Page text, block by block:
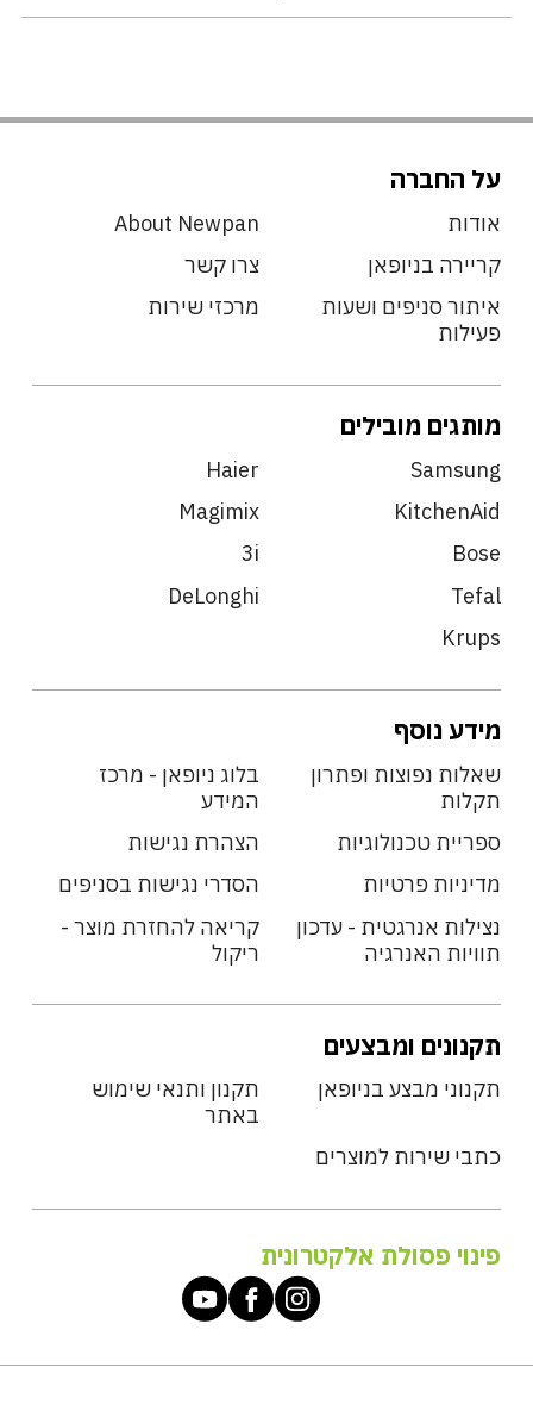
על החברה
אודות
About Newpan
קריירה בניופאן
צרו קשר
איתור סניפים ושעות
פעילות
מרכזי שירות
מותגים מובילים
Samsung
Haier
KitchenAid
Magimix
Bose
3i
Tefal
DeLonghi
Krups
מידע נוסף
שאלות נפוצות ופתרון
תקלות
בלוג ניופאן - מרכז
המידע
ספריית טכנולוגיות
הצהרת נגישות
מדיניות פרטיות
הסדרי נגישות בסניפים
נצילות אנרגטית - עדכון
תוויות האנרגיה
קריאה להחזרת מוצר -
ריקול
תקנונים ומבצעים
תקנוני מבצע בניופאן
תקנון ותנאי שימוש
באתר
כתבי שירות למוצרים
פינוי פסולת אלקטרונית